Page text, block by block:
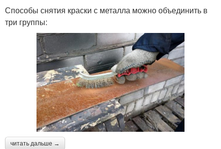
Способы снятия краски с металла можно объединить в
три группы:
читать дальше →